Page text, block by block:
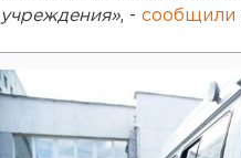
учреждения», - сообщили